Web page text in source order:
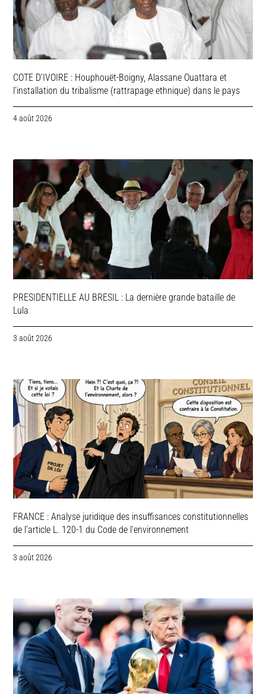
COTE D’IVOIRE : Houphouët-Boigny, Alassane Ouattara et
l’installation du tribalisme (rattrapage ethnique) dans le pays
4 août 2026
PRESIDENTIELLE AU BRESIL : La dernière grande bataille de
Lula
3 août 2026
FRANCE : Analyse juridique des insuffisances constitutionnelles
de l’article L. 120-1 du Code de l’environnement
3 août 2026